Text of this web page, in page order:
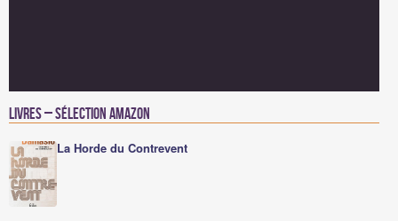
Livres – Sélection Amazon
La Horde du Contrevent